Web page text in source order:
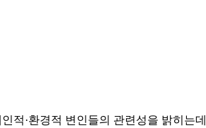
적·환경적 변인들의 관련성을 밝히